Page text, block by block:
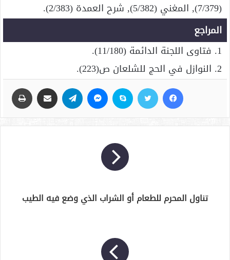
(7/379), المغني (5/382), شرح العمدة (2/383).
المراجع
1. فتاوى اللجنة الدائمة (11/180).
2. النوازل في الحج للشلعان ص(223).
تناول المحرم للطعام أو الشراب الذي وضع فيه الطيب